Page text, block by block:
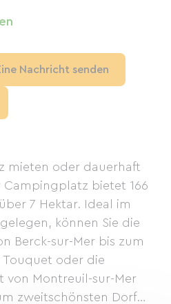
mieten oder dauerhaft
bietet 166
7 Hektar. Ideal im
können Sie die
Berck-sur-Mer bis zum
oder die
von Montreuil-sur-Mer
zweitschönsten Dorf
Nachricht senden